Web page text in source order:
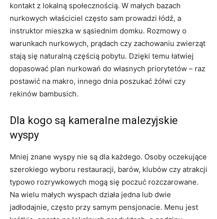
kontakt z lokalną społecznością. W małych bazach
nurkowych właściciel często sam prowadzi łódź, a
instruktor mieszka w sąsiednim domku. Rozmowy o
warunkach nurkowych, prądach czy zachowaniu zwierząt
stają się naturalną częścią pobytu. Dzięki temu łatwiej
dopasować plan nurkowań do własnych priorytetów – raz
postawić na makro, innego dnia poszukać żółwi czy
rekinów bambusich.
Dla kogo są kameralne malezyjskie
wyspy
Mniej znane wyspy nie są dla każdego. Osoby oczekujące
szerokiego wyboru restauracji, barów, klubów czy atrakcji
typowo rozrywkowych mogą się poczuć rozczarowane.
Na wielu małych wyspach działa jedna lub dwie
jadłodajnie, często przy samym pensjonacie. Menu jest